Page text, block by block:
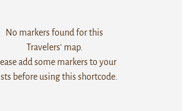
No markers found for this
Travelers' map.
add some markers to your
before using this shortcode.